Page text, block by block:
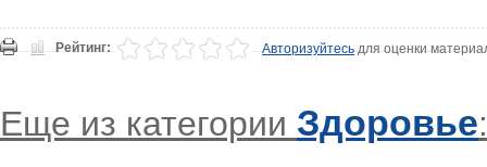
Рейтинг: Авторизуйтесьдля оценки
Еще из категории Здоровье: